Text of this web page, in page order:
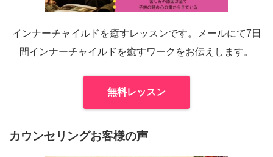
インナーチャイルドを癒すレッスンです。メールにて7日
間インナーチャイルドを癒すワークをお伝えします。
無料レッスン
カウンセリングお客様の声